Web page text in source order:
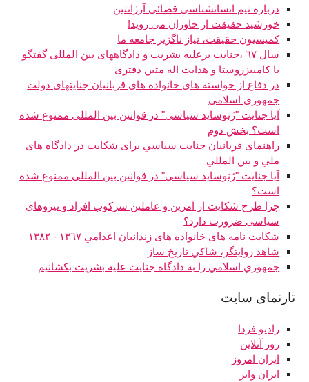
درباره تیم انسانشناسی قضائی آرژانتین
خورشيد حقيقت از خاوران مي رويد!
كميسيون حقيقت، نياز ناگزير جامعه ما
سال ٦٧ ،جنايت برعليه بشريت و دادگاههاى بين المللى گفتگو
با كامبيزروستا و هدايت اله متين دفتری
در دفاع از خواسته های خانواده های قربانیان جنایتهای دولت
جمهوری اسلامی
آیا جنایت "ژنوساید سیاسی" در قوانین بین المللی ممنوع شده
است؟ بخش دوم
راهنمای قربانيان جنايت سياسي برای شکايت در دادگاه های
ملي و بين المللي
آیا جنایت "ژنوساید سیاسی" در قوانین بین المللی ممنوع شده
است؟
چرا طرح شکایت از آمرین و عاملین سرکوب افراد و نیروهای
سیاسی ضرورت دارد؟
شکايت نامه های خانواده های زندانيان اعدامي ١٣٦٧ - ١٣٨٢
شاهد روايتگر، شاکي تاريخ ساز
جمهوري اسلامي را به دادگاه جنايت عليه بشريت بكشانيم
تارنماى سايت
رادیو فردا
روز آنلاین
ايران امروز
ایران وایر